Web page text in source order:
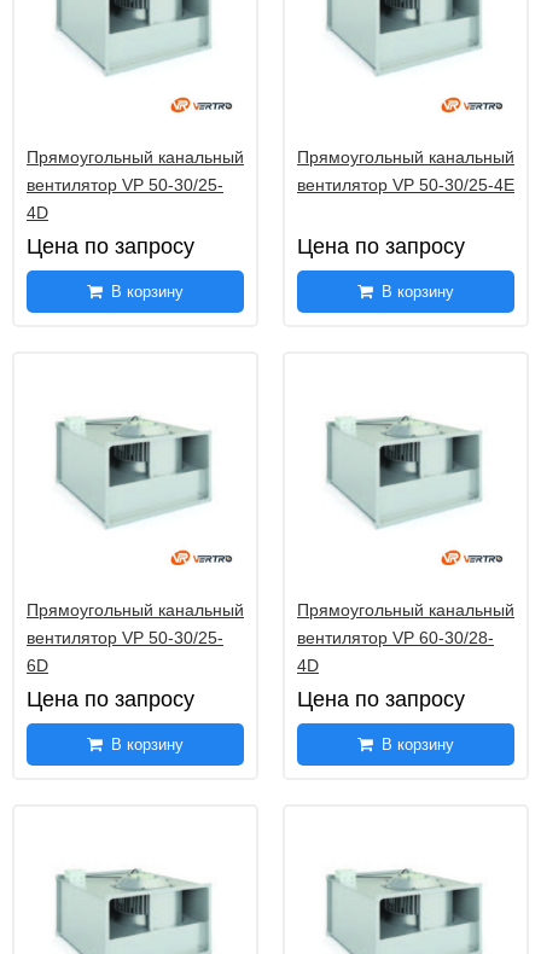
Прямоугольный канальный
вентилятор VP 50-30/25-
4D
Цена по запросу
В корзину
Прямоугольный канальный
вентилятор VP 50-30/25-4E
Цена по запросу
В корзину
Прямоугольный канальный
вентилятор VP 50-30/25-
6D
Цена по запросу
В корзину
Прямоугольный канальный
вентилятор VP 60-30/28-
4D
Цена по запросу
В корзину